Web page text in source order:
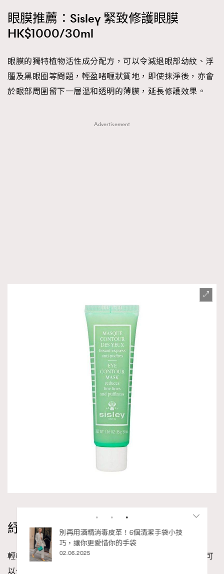
眼膜推薦：Sisley 緊致修護眼膜
HK$1000/30ml
眼膜的獨特植物活性成分配方，可以令減退眼部幼紋、浮
腫及黑眼圈等問題，輕盈啫喱狀質地，即使抹淨後，亦會
於眼部周圍留下一層溫和透明的薄膜，延長修護效果。
Advertisement
紓緩眼睛疲勞方法：適度按摩眼周
輕輕用指腹按摩眼眶四周，特別是眉骨和太陽穴位置，可
以促進淋巴循環、紓解眼壓，讓雙眼更加舒適有神。
的顯
別再用酒精消毒皮革！6個清潔手袋小技
巧，讓你更愛惜你的手袋
02.06.2025